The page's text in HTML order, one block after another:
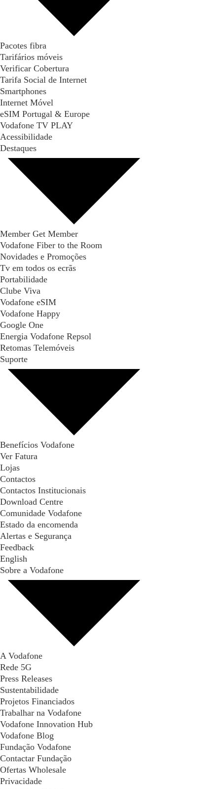
Pacotes fibra
Tarifários móveis
Verificar Cobertura
Tarifa Social de Internet
Smartphones
Internet Móvel
eSIM Portugal & Europe
Vodafone TV PLAY
Acessibilidade
Destaques
Member Get Member
Vodafone Fiber to the Room
Novidades e Promoções
Tv em todos os ecrãs
Portabilidade
Clube Viva
Vodafone eSIM
Vodafone Happy
Google One
Energia Vodafone Repsol
Retomas Telemóveis
Suporte
Benefícios Vodafone
Ver Fatura
Lojas
Contactos
Contactos Institucionais
Download Centre
Comunidade Vodafone
Estado da encomenda
Alertas e Segurança
Feedback
English
Sobre a Vodafone
A Vodafone
Rede 5G
Press Releases
Sustentabilidade
Projetos Financiados
Trabalhar na Vodafone
Vodafone Innovation Hub
Vodafone Blog
Fundação Vodafone
Contactar Fundação
Ofertas Wholesale
Privacidade